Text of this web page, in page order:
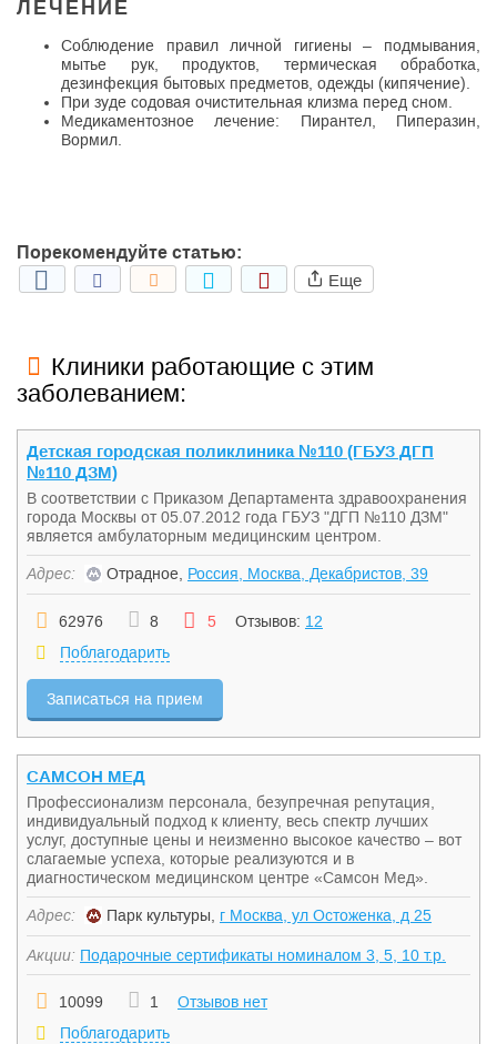
ЛЕЧЕНИЕ
Соблюдение правил личной гигиены – подмывания,
мытье рук, продуктов, термическая обработка,
дезинфекция бытовых предметов, одежды (кипячение).
При зуде содовая очистительная клизма перед сном.
Медикаментозное лечение: Пирантел, Пиперазин,
Вормил.
Порекомендуйте статью:
Еще
Клиники работающие с этим
заболеванием:
Детская городская поликлиника №110 (ГБУЗ ДГП
№110 ДЗМ)
В соответствии с Приказом Департамента здравоохранения
города Москвы от 05.07.2012 года ГБУЗ "ДГП №110 ДЗМ"
является амбулаторным медицинским центром.
Адрес: Отрадное, Россия, Москва, Декабристов, 39
62976 8 5 Отзывов: 12
Поблагодарить
Записаться на прием
САМСОН МЕД
Профессионализм персонала, безупречная репутация,
индивидуальный подход к клиенту, весь спектр лучших
услуг, доступные цены и неизменно высокое качество – вот
слагаемые успеха, которые реализуются и в
диагностическом медицинском центре «Самсон Мед».
Адрес: Парк культуры, г Москва, ул Остоженка, д 25
Акции: Подарочные сертификаты номиналом 3, 5, 10 т.р.
10099 1
Отзывов нет
Поблагодарить